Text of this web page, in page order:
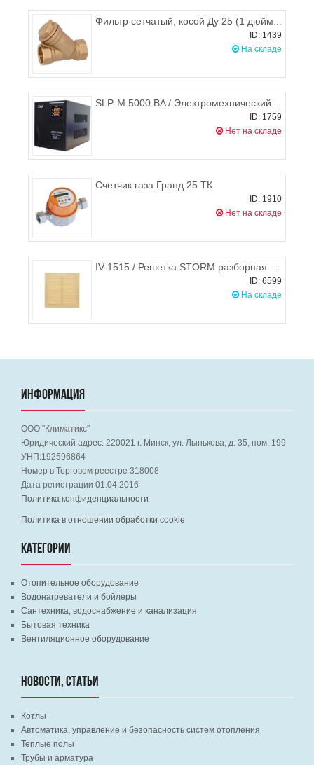
Фильтр сетчатый, косой Ду 25 (1 дюйм), Цветлит
ID: 1439
На складе
SLP-M 5000 BA / Электромехнический однофазный стабилизатор напряжения, SOLPI-M
ID: 1759
Нет на складе
Счетчик газа Гранд 25 ТК
ID: 1910
Нет на складе
IV-1515 / Решетка STORM разборная 150х150 мм (бежевая)
ID: 6599
На складе
ИНФОРМАЦИЯ
ООО "Климатикс"
Юридический адрес: 220021 г. Минск, ул. Лынькова, д. 35, пом. 199
УНП:192596864
Номер в Торговом реестре 318008
Дата регистрации 01.04.2016
Политика конфиденциальности
Политика в отношении обработки cookie
КАТЕГОРИИ
Отопительное оборудование
Водонагреватели и бойлеры
Сантехника, водоснабжение и канализация
Бытовая техника
Вентиляционное оборудование
НОВОСТИ, СТАТЬИ
Котлы
Автоматика, управление и безопасность систем отопления
Теплые полы
Трубы и арматура